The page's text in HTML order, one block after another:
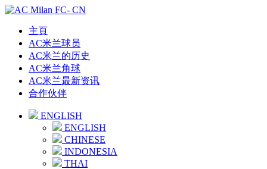
主頁
AC米兰球员
AC米兰的历史
AC米兰角球
AC米兰最新资讯
合作伙伴
ENGLISH
ENGLISH
CHINESE
INDONESIA
THAI